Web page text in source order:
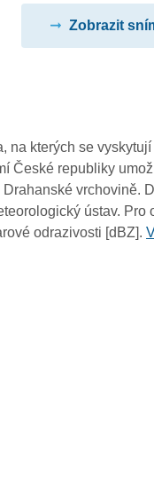
Zobrazit
na kterých se
České republiky
vrchovině.
ústav.
odrazivosti [dBZ].